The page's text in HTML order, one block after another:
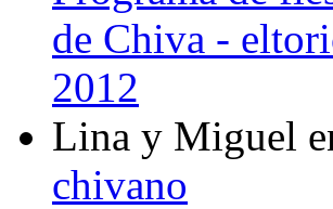
de Chiva -
2012
Lina y Miguel
chivano